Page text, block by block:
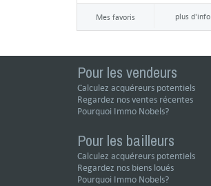
Mes favoris plus d'info
Pour les vendeurs
Calculez acquéreurs potentiels
Regardez nos ventes récentes
Pourquoi Immo Nobels?
Pour les bailleurs
Calculez acquéreurs potentiels
Regardez nos biens loués
Pourquoi Immo Nobels?